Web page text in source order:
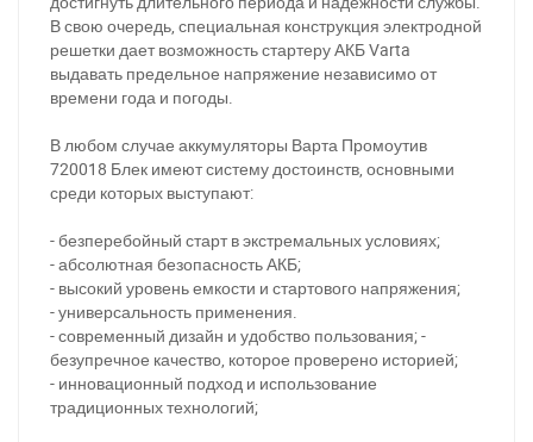
В свою очередь, специальная конструкция электродной
решетки дает возможность стартеру АКБ Varta
выдавать предельное напряжение независимо от
времени года и погоды.
В любом случае аккумуляторы Варта Промоутив
720018 Блек имеют систему достоинств, основными
среди которых выступают:
- безперебойный старт в экстремальных условиях;
- абсолютная безопасность АКБ;
- высокий уровень емкости и стартового напряжения;
- универсальность применения.
- современный дизайн и удобство пользования; -
безупречное качество, которое проверено историей;
- инновационный подход и использование
традиционных технологий;
За відсутності звязку - дзвоніть, пишіть у Viber / Telegram
(093) 600-51-11